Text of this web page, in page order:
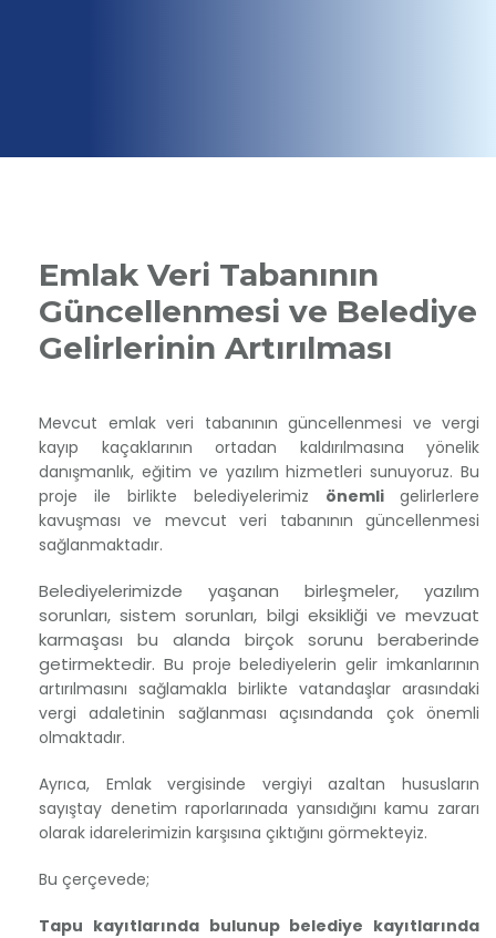
Emlak Veri Tabanının
Güncellenmesi ve Belediye
Gelirlerinin Artırılması
Mevcut emlak veri tabanının güncellenmesi ve vergi
kayıp kaçaklarının ortadan kaldırılmasına yönelik
danışmanlık, eğitim ve yazılım hizmetleri sunuyoruz. Bu
proje ile birlikte belediyelerimiz önemli gelirlerlere
kavuşması ve mevcut veri tabanının güncellenmesi
sağlanmaktadır.
Belediyelerimizde yaşanan birleşmeler, yazılım
sorunları, sistem sorunları, bilgi eksikliği ve mevzuat
karmaşası bu alanda birçok sorunu beraberinde
getirmektedir. Bu proje belediyelerin gelir imkanlarının
artırılmasını sağlamakla birlikte vatandaşlar arasındaki
vergi adaletinin sağlanması açısındanda çok önemli
olmaktadır.
Ayrıca, Emlak vergisinde vergiyi azaltan hususların
sayıştay denetim raporlarınada yansıdığını kamu zararı
olarak idarelerimizin karşısına çıktığını görmekteyiz.
Bu çerçevede;
Tapu kayıtlarında bulunup belediye kayıtlarında